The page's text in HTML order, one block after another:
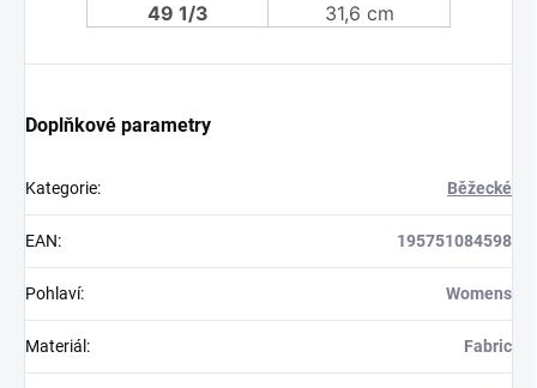
49 1/3
31,6 cm
Doplňkové parametry
Kategorie: Běžecké
EAN: 195751084598
Pohlaví: Womens
Materiál : Fabric